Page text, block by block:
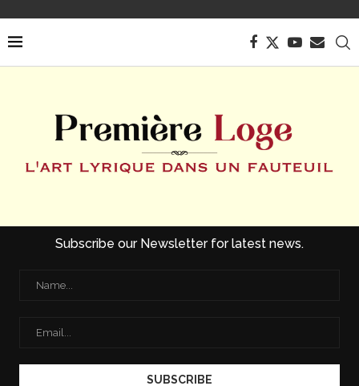
Subscribe our Newsletter for latest news.